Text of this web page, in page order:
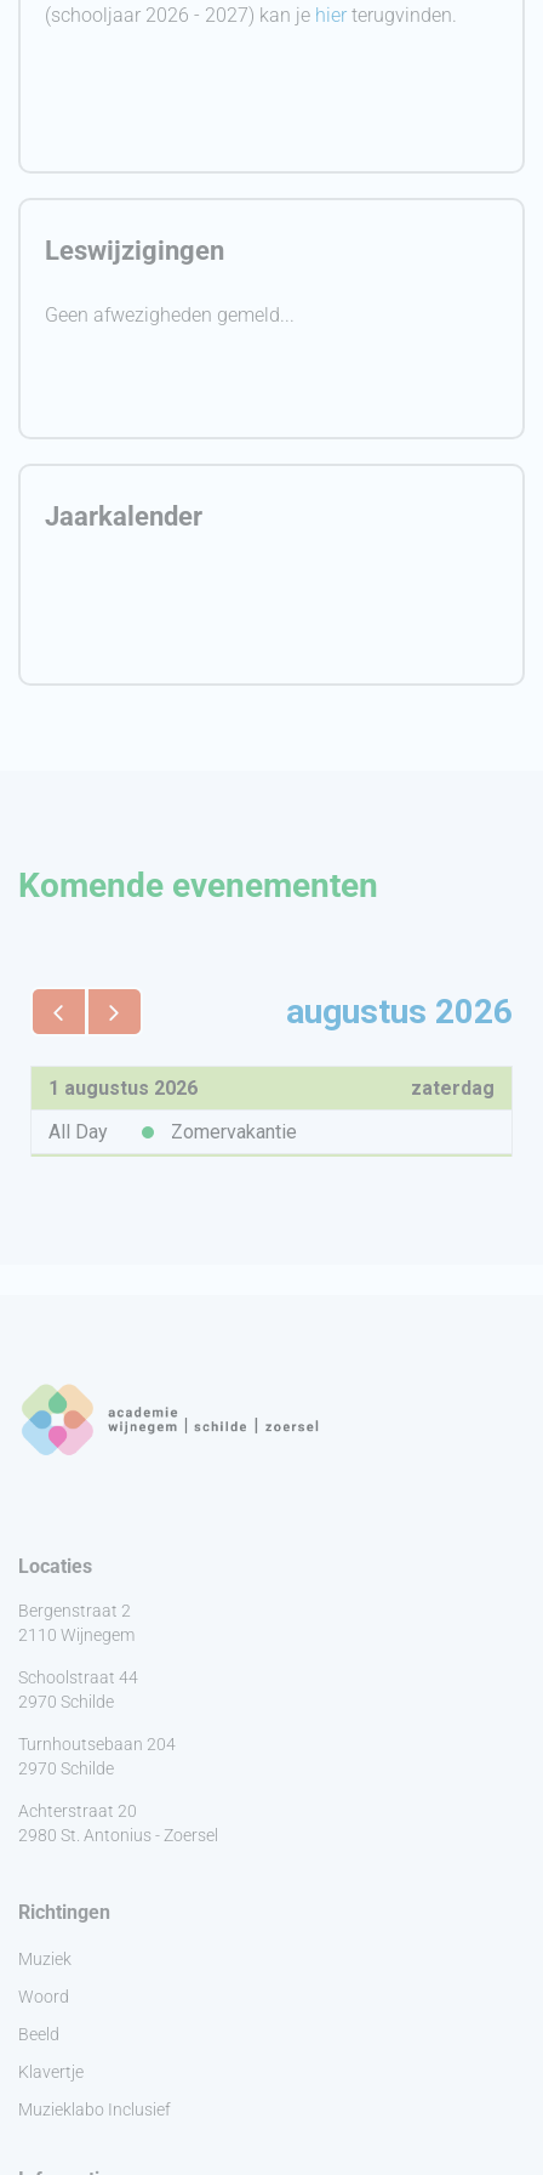
(schooljaar 2026 - 2027) kan je hier terugvinden.
Leswijzigingen
Geen afwezigheden gemeld...
Jaarkalender
Komende evenementen
Locaties
Bergenstraat 2
2110 Wijnegem
Schoolstraat 44
2970 Schilde
Turnhoutsebaan 204
2970 Schilde
Achterstraat 20
2980 St. Antonius - Zoersel
Richtingen
Muziek
Woord
Beeld
Klavertje
Muzieklabo Inclusief